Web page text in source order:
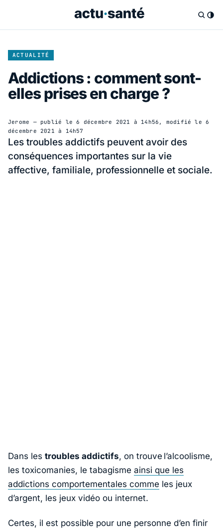
ACTUALITÉ
Addictions : comment sont-
elles prises en charge ?
Jerome — publié le6 décembre 2021 à 14h56 , modifié le6
décembre 2021 à 14h57
Les troubles addictifs peuvent avoir des
conséquences importantes sur la vie
affective, familiale, professionnelle et sociale.
Dans les troubles addictifs, on trouve l’alcoolisme,
les toxicomanies, le tabagisme ainsi que les
addictions comportementales comme les jeux
d’argent, les jeux vidéo ou internet.
Certes, il est possible pour une personne d’en finir